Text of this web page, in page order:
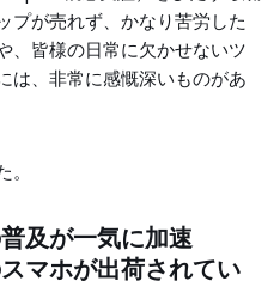
プが売れず、かなり苦労した
、皆様の日常に欠かせないツ
は、非常に感慨深いものがあ
及が一気に加速
マホが出荷されてい